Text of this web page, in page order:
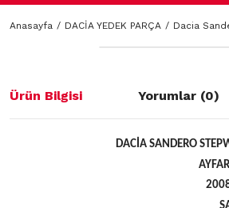
Anasayfa DACİA YEDEK PARÇA Dacia
Ürün Bilgisi Yorumlar (0)
DACİA SANDERO